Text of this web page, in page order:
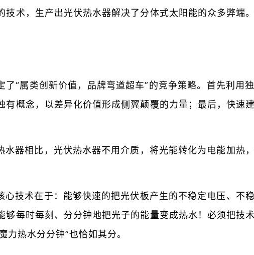
术，生产出光伏热水器解决了分体式太阳能的众多弊端
“属类创新价值，品牌弯道超车”的竞争策略。首先利用
概念，以差异化价值形成侧翼颠覆的力量；最后，快速
器相比，光伏热水器不用介质，将光能转化为电能加热
技术在于：能够快速的把光伏板产生的不稳定电压、不
每时每刻、分分钟地把光子的能量变成热水！必须把技
力热水分分钟”也恰如其分。